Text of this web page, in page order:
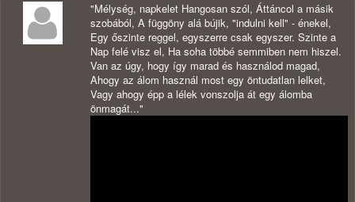
"Mélység, napkelet Hangosan szól, Áttáncol a másik
szobából, A függöny alá bújik, "indulni kell" - énekel,
Egy őszinte reggel, egyszerre csak egyszer. Szinte a
Nap felé visz el, Ha soha többé semmiben nem hiszel.
Van az úgy, hogy így marad és használod magad,
Ahogy az álom használ most egy öntudatlan lelket,
Vagy ahogy épp a lélek vonszolja át egy álomba
önmagát..."